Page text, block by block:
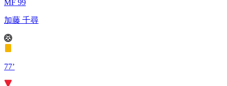
MF 99
加藤 千尋
77’